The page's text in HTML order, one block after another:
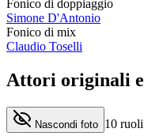
Fonico di doppiaggio
Simone D'Antonio
Fonico di mix
Claudio Toselli
Attori originali e
Nascondi foto 10 ruoli